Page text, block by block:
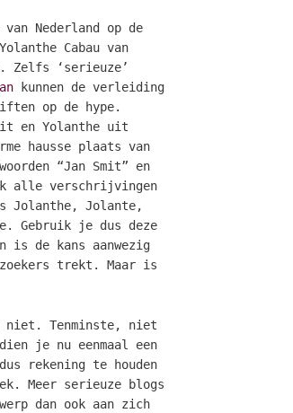
Nederland op de
Cabau van
Zelfs ‘serieuze’
kunnen de verleiding
op de hype.
en Yolanthe uit
hausse plaats van
“Jan Smit” en
alle verschrijvingen
Jolanthe, Jolante,
Gebruik je dus deze
is de kans aanwezig
trekt. Maar is
niet. Tenminste, niet
je nu eenmaal een
rekening te houden
Meer serieuze blogs
dan ook aan zich